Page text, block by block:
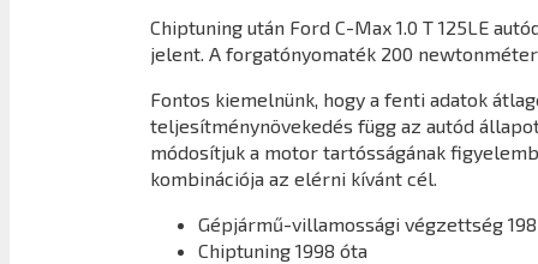
Chiptuning után Ford C-Max 1.0 T 125LE
jelent. A forgatónyomaték 200
Fontos kiemelnünk, hogy a fenti adatok
teljesítménynövekedés függ az autód
módosítjuk a motor tartósságának
kombinációja az elérni kívánt cél.
Gépjármű-villamossági végzettség
Chiptuning 1998 óta